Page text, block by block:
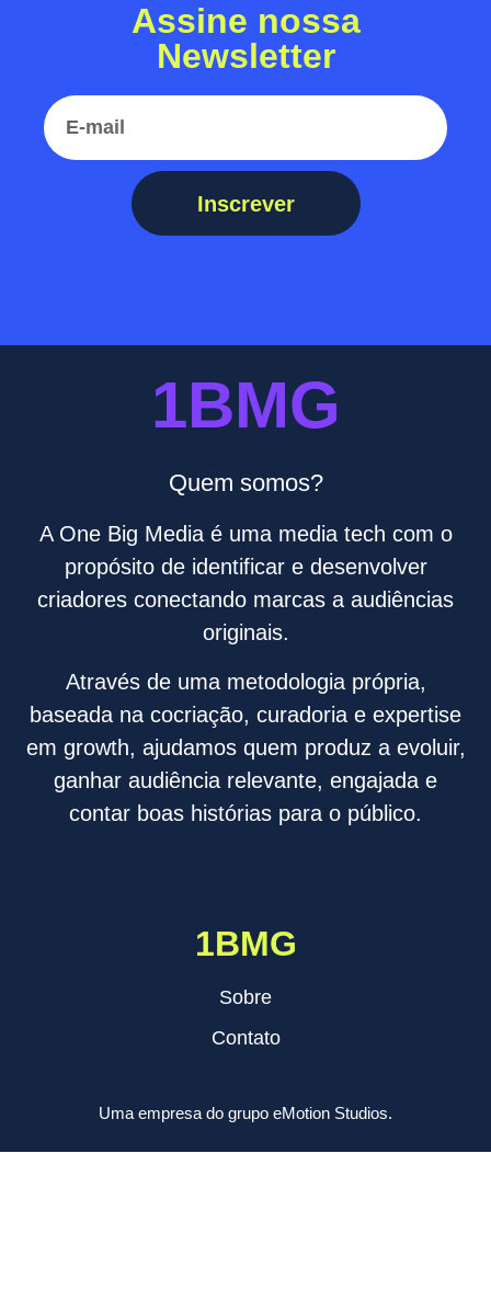
Assine nossa
Newsletter
Inscrever
1BMG
Quem somos?
A One Big Media é uma media tech com o
propósito de identificar e desenvolver
criadores conectando marcas a audiências
originais.
Através de uma metodologia própria,
baseada na cocriação, curadoria e expertise
em growth, ajudamos quem produz a evoluir,
ganhar audiência relevante, engajada e
contar boas histórias para o público.
1BMG
Sobre
Contato
Uma empresa do grupo eMotion Studios.